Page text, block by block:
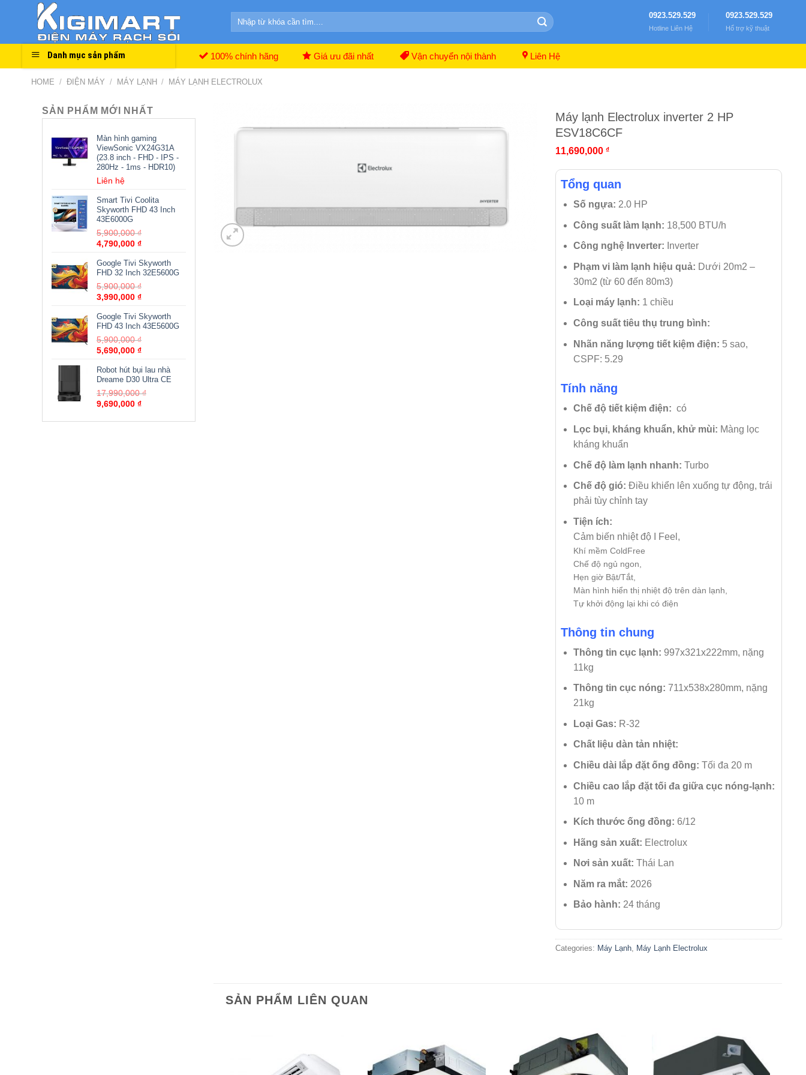
Search
0923.529.529
Hotline Liên Hệ
0923.529.529
Hổ trợ kỹ thuật
Danh mục sản phẩm 100% chính hãng Giá ưu đãi nhất Vận chuyển nội thành Liên Hệ
HOME / ĐIỆN MÁY / MÁY LẠNH / MÁY LẠNH ELECTROLUX
SẢN PHẨM MỚI NHẤT
Màn hình gaming
ViewSonic VX24G31A
(23.8 inch - FHD - IPS -
280Hz - 1ms - HDR10)
Liên hệ
Smart Tivi Coolita
Skyworth FHD 43 Inch
43E6000G
5,900,000₫
4,790,000 ₫
Google Tivi Skyworth
FHD 32 Inch 32E5600G
5,900,000₫
3,990,000 ₫
Google Tivi Skyworth
FHD 43 Inch 43E5600G
5,900,000₫
5,690,000 ₫
Robot hút bụi lau nhà
Dreame D30 Ultra CE
17,990,000₫
9,690,000 ₫
Máy lạnh Electrolux inverter 2 HP
ESV18C6CF
11,690,000₫
Tổng quan
Số ngựa: 2.0 HP
Công suất làm lạnh: 18,500 BTU/h
Công nghệ Inverter: Inverter
Phạm vi làm lạnh hiệu quả: Dưới 20m2 –
30m2 (từ 60 đến 80m3)
Loại máy lạnh: 1 chiều
Công suất tiêu thụ trung bình:
Nhãn năng lượng tiết kiệm điện: 5 sao,
CSPF: 5.29
Tính năng
Chế độ tiết kiệm điện: có
Lọc bụi, kháng khuẩn, khử mùi: Màng lọc
kháng khuẩn
Chế độ làm lạnh nhanh: Turbo
Chế độ gió: Điều khiển lên xuống tự động, trái
phải tùy chỉnh tay
Tiện ích:
Cảm biến nhiệt độ I Feel,
Khí mềm ColdFree
Chế độ ngủ ngon,
Hẹn giờ Bật/Tắt,
Màn hình hiển thị nhiệt độ trên dàn lạnh,
Tự khởi động lại khi có điện
Thông tin chung
Thông tin cục lạnh: 997x321x222mm, nặng
11kg
Thông tin cục nóng: 711x538x280mm, nặng
21kg
Loại Gas: R-32
Chất liệu dàn tản nhiệt:
Chiều dài lắp đặt ống đồng: Tối đa 20 m
Chiều cao lắp đặt tối đa giữa cục nóng-lạnh:
10 m
Kích thước ống đồng: 6/12
Hãng sản xuất: Electrolux
Nơi sản xuất: Thái Lan
Năm ra mắt: 2026
Bảo hành: 24 tháng
Categories: Máy Lạnh, Máy Lạnh Electrolux
SẢN PHẨM LIÊN QUAN